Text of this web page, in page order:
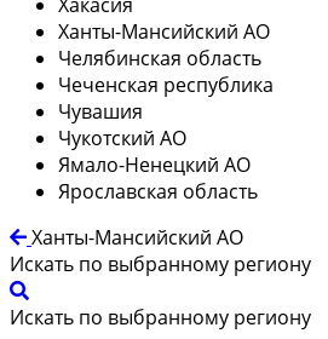
Ханты-Мансийский АО
Челябинская область
Чеченская республика
Чувашия
Чукотский АО
Ямало-Ненецкий АО
Ярославская область
Ханты-Мансийский АО
Искать по выбранному региону
Искать по выбранному региону